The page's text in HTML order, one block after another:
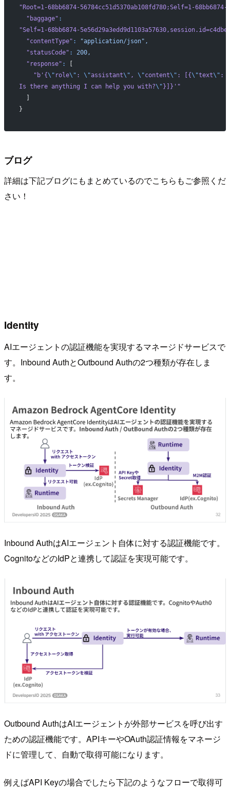
"Root=1-68bb6874-56784cc51d5370ab108fd780;Self=1-68bb6874-
  "baggage"
:
"Self=1-68bb6874-
  "contentType"
:
"application/json",
  "statusCode"
:
200,
  "response"
:
[
    "b'{
\" role\" : \"assistant\" , \"content\" : [{\"text\" :
Is there anything I can help you with?\"}]}'"
  ]
}
ブログ
詳細は下記ブログにもまとめているのでこちらもご参照くだ
さい！
Identity
AIエージェントの認証機能を実現するマネージドサービスで
す。Inbound AuthとOutbound Authの2つ種類が存在しま
す。
Inbound AuthはAIエージェント自体に対する認証機能です。
CognitoなどのIdPと連携して認証を実現可能です。
Outbound AuthはAIエージェントが外部サービスを呼び出す
ための認証機能です。APIキーやOAuth認証情報をマネージ
ドに管理して、自動で取得可能になります。
例えばAPI Keyの場合でしたら下記のようなフローで取得可